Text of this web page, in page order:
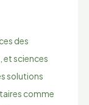
des
sciences
solutions
comme